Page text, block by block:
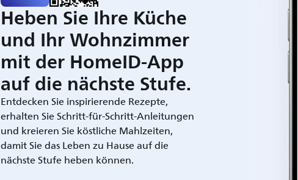
Heben Sie Ihre Küche
und Ihr Wohnzimmer
mit der HomeID-App
auf die nächste Stufe.
Entdecken Sie inspirierende Rezepte,
erhalten Sie Schritt-für-Schritt-Anleitungen
und kreieren Sie köstliche Mahlzeiten,
damit Sie das Leben zu Hause auf die
nächste Stufe heben können.